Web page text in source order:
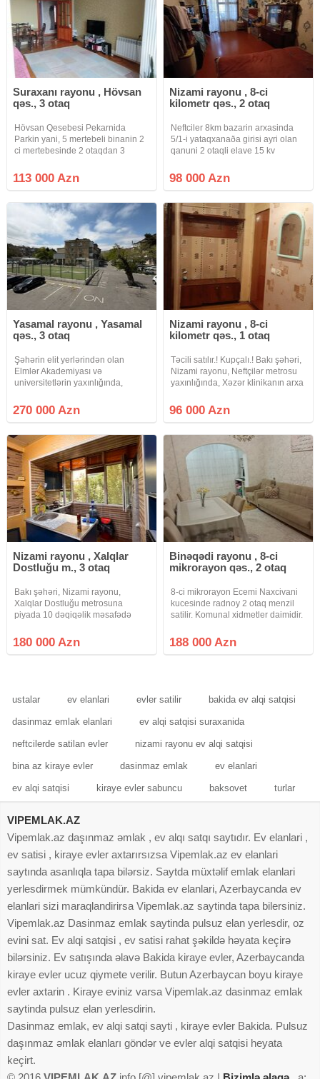
Suraxanı rayonu , Hövsan
qəs., 3 otaq
Hövsan Qesebesi Pekarnida
Parkin yani, 5 mertebeli binanin 2
ci mertebesinde 2 otaqdan 3
cixdi.Leninqrad Layihelidir.Orta
blokdur.Qaz su isiq daimidir.isitme
113 000 Azn
Nizami rayonu , 8-ci
kilometr qəs., 2 otaq
Neftciler 8km bazarin arxasinda
5/1-i yataqxanaða girisi ayri olan
qanuni 2 otaqli elave 15 kv
satilir.masin saxlamaga heyetide
var.menzilin her serati var.
98 000 Azn
Yasamal rayonu , Yasamal
qəs., 3 otaq
Şəhərin elit yerlərindən olan
Elmlər Akademiyası və
universitetlərin yaxınlığında,
üzbəüz stalinka layihəli binada,
əlavə 20 kv.m artırması olan, 2dən
270 000 Azn
Nizami rayonu , 8-ci
kilometr qəs., 1 otaq
Təcili satılır.! Kupçalı.! Bakı şəhəri,
Nizami rayonu, Neftçilər metrosu
yaxınlığında, Xəzər klinikanın arxa
tikilinin 1ci mərtəbəsində yerləşən
ümumi sahəsi 30 kv/m olan
96 000 Azn
Nizami rayonu , Xalqlar
Dostluğu m., 3 otaq
Bakı şəhəri, Nizami rayonu,
Xalqlar Dostluğu metrosuna
piyada 10 dəqiqəlik məsafədə
layihəli binanın 2-ci mərtəbəsində
sahəsi 65 kv.m. olan 2 otaqdan 3
180 000 Azn
Binəqədi rayonu , 8-ci
mikrorayon qəs., 2 otaq
8-ci mikrorayon Ecemi Naxcivani
kucesinde radnoy 2 otaq menzil
satilir. Komunal xidmetler daimidir.
hem yuk lifti hem sernisin lifti var.
Binanin qarsisinda 276 nomreli
188 000 Azn
ustalar ev elanlari evler satilir bakida ev alqi satqisi
dasinmaz emlak elanlari ev alqi satqisi suraxanida
neftcilerde satilan evler nizami rayonu ev alqi satqisi
bina az kiraye evler dasinmaz emlak ev elanlari
ev alqi satqisi kiraye evler sabuncu baksovet turlar
VIPEMLAK.AZ
Vipemlak.az daşınmaz əmlak , ev alqı satqı saytıdır. Ev elanlari ,
ev satisi , kiraye evler axtarırsızsa Vipemlak.az ev elanlari
saytında asanlıqla tapa bilərsiz. Saytda müxtəlif emlak elanlari
yerlesdirmek mümkündür. Bakida ev elanlari, Azerbaycanda ev
elanlari sizi maraqlandirirsa Vipemlak.az saytinda tapa bilersiniz.
Vipemlak.az Dasinmaz emlak saytinda pulsuz elan yerlesdir, oz
evini sat. Ev alqi satqisi , ev satisi rahat şəkildə həyata keçirə
bilərsiniz. Ev satışında əlavə Bakida kiraye evler, Azerbaycanda
kiraye evler ucuz qiymete verilir. Butun Azerbaycan boyu kiraye
evler axtarin . Kiraye eviniz varsa Vipemlak.az dasinmaz emlak
saytinda pulsuz elan yerlesdirin.
Dasinmaz emlak, ev alqi satqi sayti , kiraye evler Bakida. Pulsuz
daşınmaz əmlak elanları göndər ve evler alqi satqisi heyata
keçirt.